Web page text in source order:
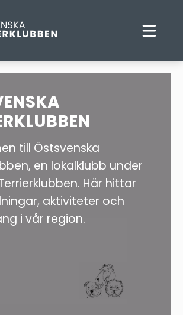
till Östsvenska
en lokalklubb under
Här hittar
aktiviteter och
i vår region.